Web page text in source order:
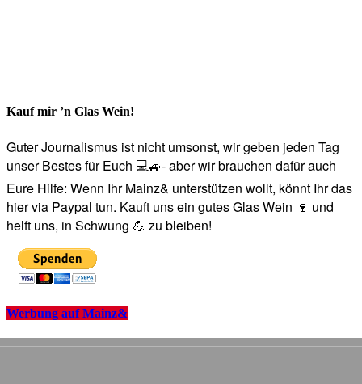
Kauf mir ’n Glas Wein!
Guter Journalismus ist nicht umsonst, wir geben jeden Tag
unser Bestes für Euch 💻🚙- aber wir brauchen dafür auch
Eure Hilfe: Wenn Ihr Mainz& unterstützen wollt, könnt Ihr das
hier via Paypal tun. Kauft uns ein gutes Glas Wein 🍷 und
helft uns, in Schwung 💪 zu bleiben!
Werbung auf Mainz&